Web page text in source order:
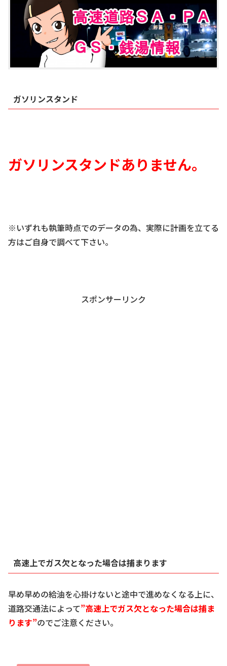
ガソリンスタンド
ガソリンスタンドありません。
※いずれも執筆時点でのデータの為、実際に計画を立てる
方はご自身で調べて下さい。
スポンサーリンク
高速上でガス欠となった場合は捕まります
早め早めの給油を心掛けないと途中で進めなくなる上に、
道路交通法によって”高速上でガス欠となった場合は捕ま
ります”のでご注意ください。